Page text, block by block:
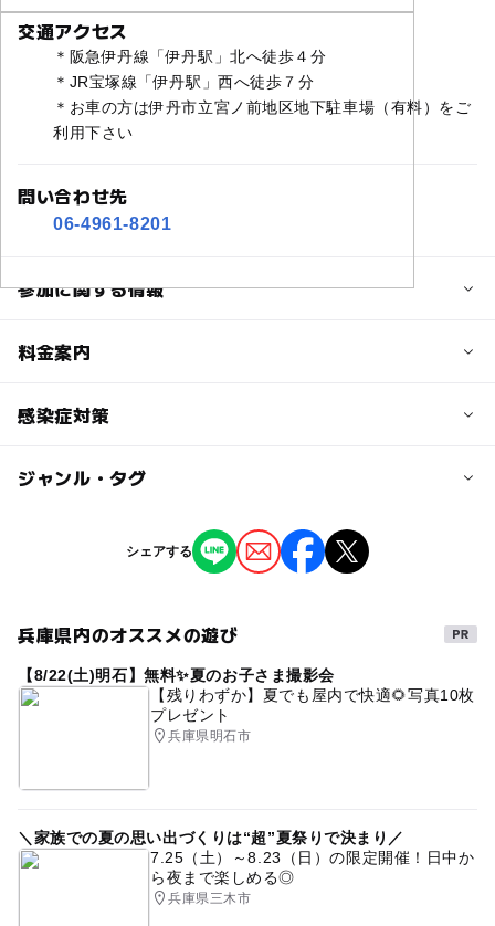
交通アクセス
＊阪急伊丹線「伊丹駅」北へ徒歩４分
＊JR宝塚線「伊丹駅」西へ徒歩７分
＊お車の方は伊丹市立宮ノ前地区地下駐車場（有料）をご
利用下さい
問い合わせ先
06-4961-8201
参加に関する情報
定員詳細
3歳･4歳･5歳･6歳(幼児)
注意・制限事項
当日、発熱や咳などの体調不良がある方、そして濃厚接触
の疑いのある方は、ご来場を控えていただきますようお願
いいたします。
このイベントの受付は終了しました。
料金案内
子供の料金詳細
はＯＫ）
当日の受付でご精算いただきます
感染症対策
感染状況によりましては対策をお願いする場合がございま
ジャンル・タグ
タグ
コンサート 親子で楽しむ 駐車場
0才から入場可能 本格的
歌のお姉さん
0さいからのコンサート 0さいから大人
0・1・2歳の赤ちゃん からだあそび
シェアする
兵庫県内のオススメの遊び
【8/22(土)明石】無料✨夏のお子さま撮影会
【残りわずか】夏でも屋内で快適🌻写真10枚
プレゼント
兵庫県明石市
＼家族での夏の思い出づくりは“超”夏祭りで決まり／
7.25（土）～8.23（日）の限定開催！日中か
ら夜まで楽しめる◎
兵庫県三木市